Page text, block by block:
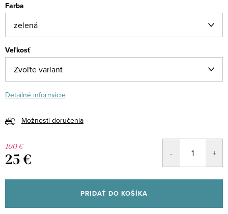
Farba
Veľkosť
Detailné informácie
Možnosti doručenia
100 €
25 €
cena:
PRIDAŤ DO KOŠÍKA